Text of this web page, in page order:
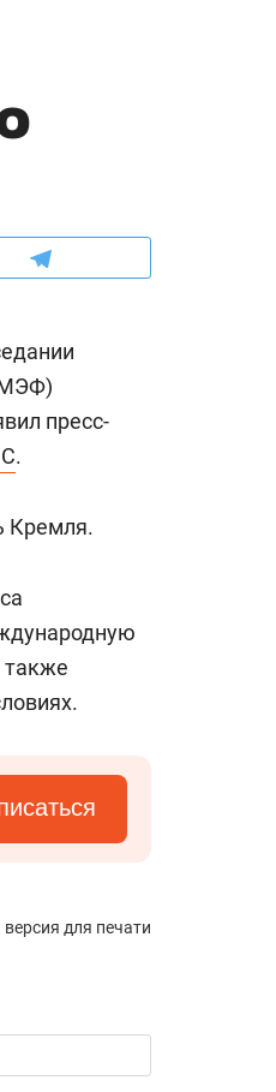
пресс-
.
Кремля.
также
версия для печати
Рекомендуем
выживания в дикой
ментальным и физическим